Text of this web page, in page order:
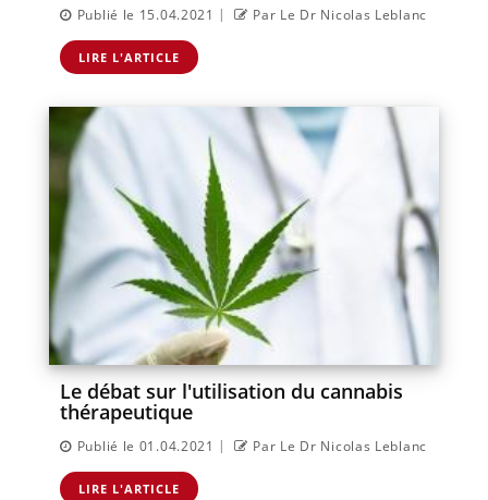
Publié le 15.04.2021 | Par Le Dr Nicolas Leblanc
LIRE L'ARTICLE
Le débat sur l'utilisation du cannabis
thérapeutique
Publié le 01.04.2021 | Par Le Dr Nicolas Leblanc
LIRE L'ARTICLE